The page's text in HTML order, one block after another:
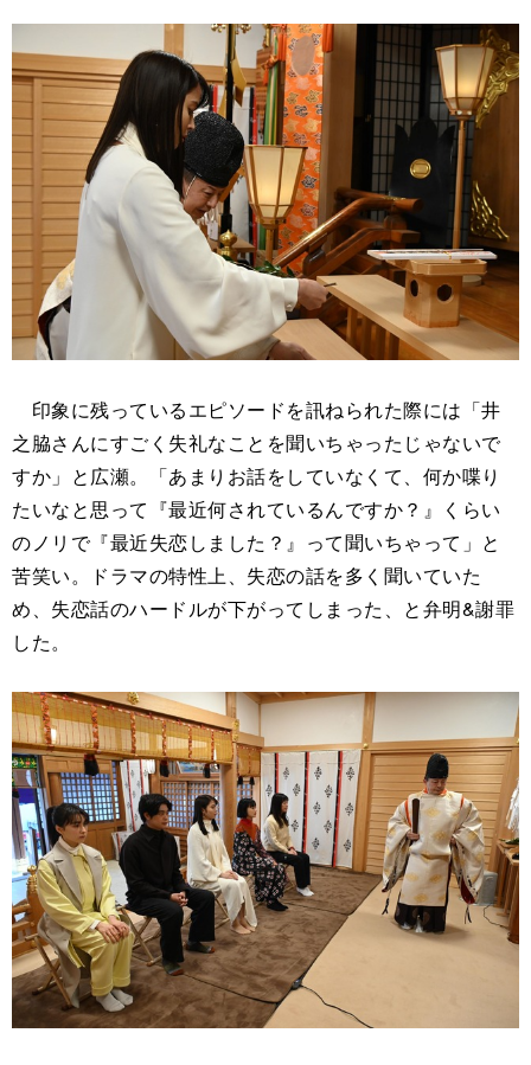
印象に残っているエピソードを訊ねられた際には「井
之脇さんにすごく失礼なことを聞いちゃったじゃないで
すか」と広瀬。「あまりお話をしていなくて、何か喋り
たいなと思って『最近何されているんですか？』くらい
のノリで『最近失恋しました？』って聞いちゃって」と
苦笑い。ドラマの特性上、失恋の話を多く聞いていた
め、失恋話のハードルが下がってしまった、と弁明&謝罪
した。